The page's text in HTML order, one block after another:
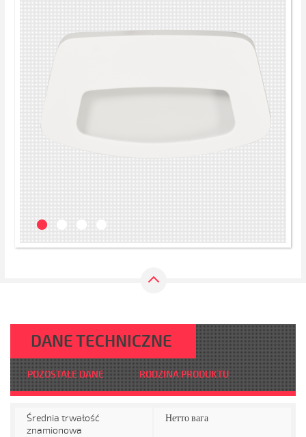
DANE TECHNICZNE
POZOSTAŁE DANE RODZINA PRODUKTU
Średnia trwałość
znamionowa
Нетто вага